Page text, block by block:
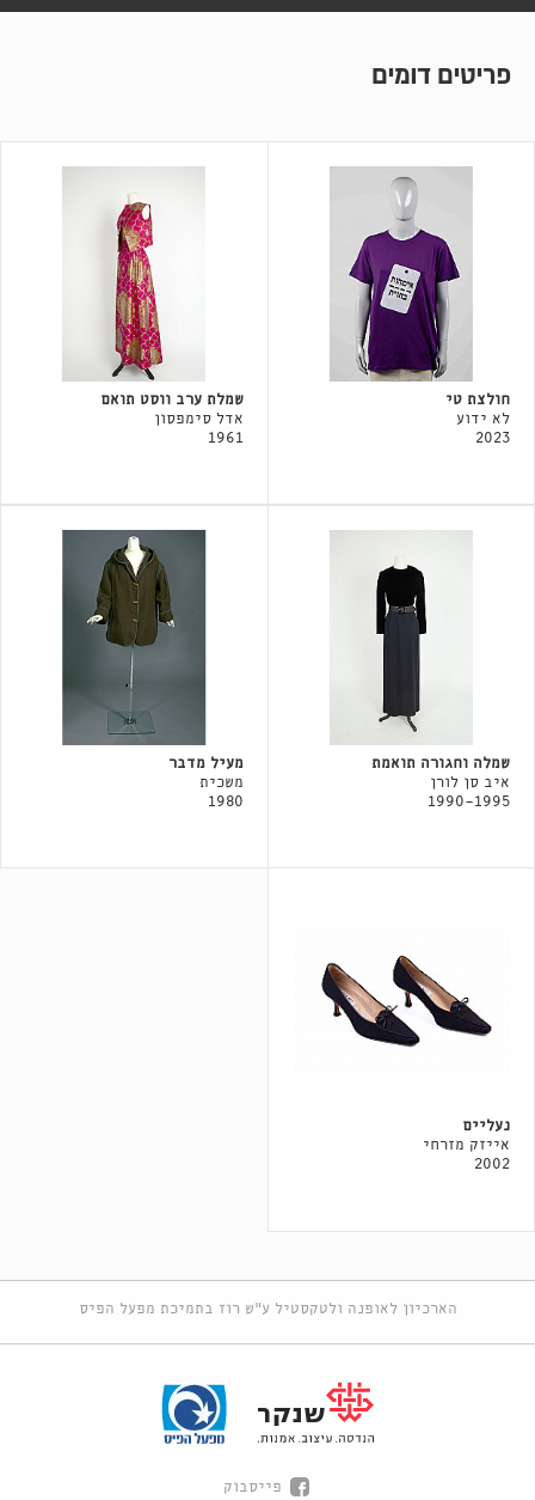
פריטים דומים
חולצת טי
לא ידוע
2023
שמלת ערב ווסט תואם
אדל סימפסון
1961
שמלה וחגורה תואמת
איב סן לורן
1990-1995
מעיל מדבר
משכית
1980
נעליים
אייזק מזרחי
2002
הארכיון לאופנה ולטקסטיל ע"ש רוז בתמיכת מפעל הפיס
פייסבוק